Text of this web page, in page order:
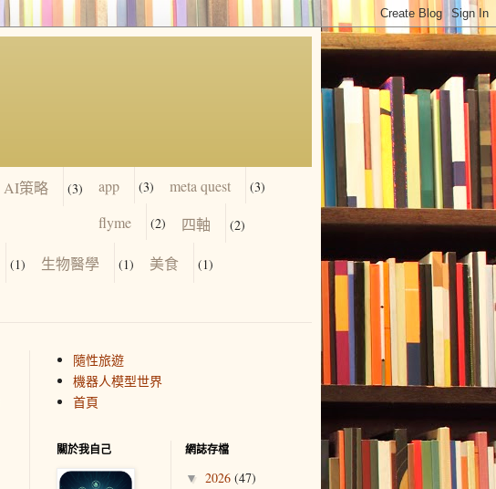
AI策略 (3) app (3) meta quest (3)
flyme (2) 四軸 (2)
(1) 生物醫學 (1) 美食 (1)
隨性旅遊
機器人模型世界
首頁
關於我自己 網誌存檔
▼ 2026 (47)